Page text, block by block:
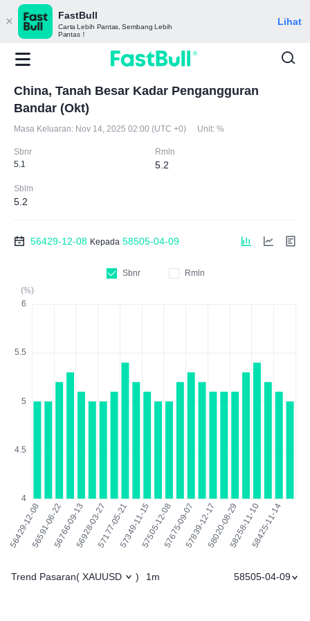
FastBull
Carta Lebih Pantas, Sembang Lebih
Pantas！
Lihat
China, Tanah Besar Kadar Pengangguran
Bandar (Okt)
Masa Keluaran: Nov 14, 2025 02:00 (UTC +0) Unit: %
Sbnr
5.1
Rmln
5.2
Sblm
5.2
56429-12-08 Kepada 58505-04-09
Sbnr
Rmln
(%)
Trend Pasaran( XAUUSD ) 1m 58505-04-09